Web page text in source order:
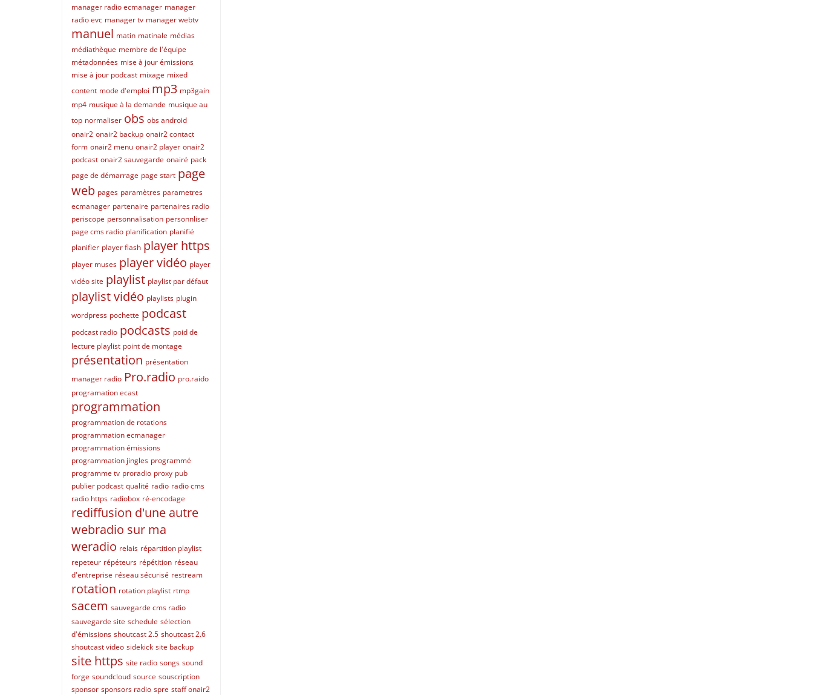
manager radio ecmanager manager
radio evc manager tv manager webtv
manuel matin matinale médias
médiathèque membre de l'équipe
métadonnées mise à jour émissions
mise à jour podcast mixage mixed
content mode d'emploi mp3 mp3gain
mp4 musique à la demande musique au
top normaliser obs obs android
onair2 onair2 backup onair2 contact
form onair2 menu onair2 player onair2
podcast onair2 sauvegarde onairé pack
page de démarrage page start page
web pages paramètres parametres
ecmanager partenaire partenaires radio
periscope personnalisation personnliser
page cms radio planification planifié
planifier player flash player https
player muses player vidéo player
vidéo site playlist playlist par défaut
playlist vidéo playlists plugin
wordpress pochette podcast
podcast radio podcasts poid de
lecture playlist point de montage
présentation présentation
manager radio Pro.radio pro.raido
programation ecast
programmation
programmation de rotations
programmation ecmanager
programmation émissions
programmation jingles programmé
programme tv proradio proxy pub
publier podcast qualité radio radio cms
radio https radiobox ré-encodage
rediffusion d'une autre
webradio sur ma
weradio relais répartition playlist
repeteur répéteurs répétition réseau
d'entreprise réseau sécurisé restream
rotation rotation playlist rtmp
sacem sauvegarde cms radio
sauvegarde site schedule sélection
d'émissions shoutcast 2.5 shoutcast 2.6
shoutcast video sidekick site backup
site https site radio songs sound
forge soundcloud source souscription
sponsor sponsors radio spre staff onair2